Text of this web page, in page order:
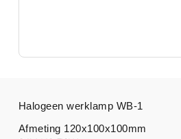
Halogeen werklamp WB-1
Afmeting 120x100x100mm